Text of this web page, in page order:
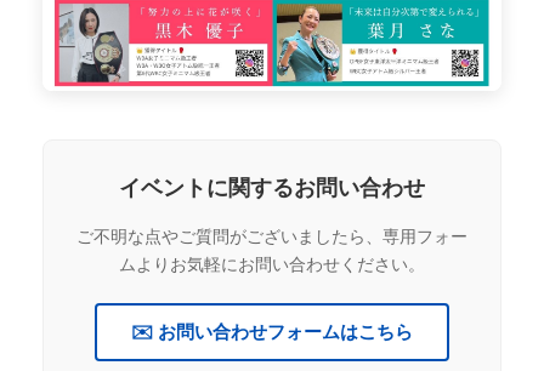
イベントに関するお問い合わせ
ご不明な点やご質問がございましたら、専用フォー
ムよりお気軽にお問い合わせください。
✉️ お問い合わせフォームはこちら